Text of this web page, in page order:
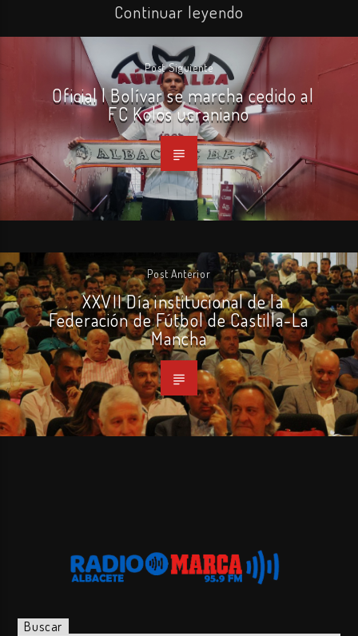
Continuar leyendo
Post Siguiente
Oficial | Bolívar se marcha cedido al
FC Kolos ucraniano
Post Anterior
XXVII Día institucional de la
Federación de Fútbol de Castilla-La
Mancha
Buscar